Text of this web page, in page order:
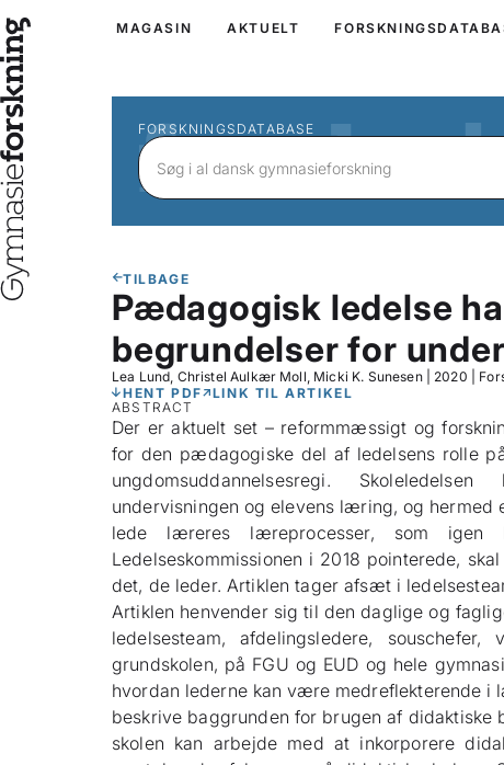
MAGASIN AKTUELT
FORSKNINGSDATABASE
TILBAGE
Pædagogisk ledelse
begrundelser for
Lea Lund, Christel Aulkær Moll, Micki K. Sunesen| 2020
HENT PDF
LINK TIL ARTIKEL
ABSTRACT
Der er aktuelt set – reformmæssigt og
for den pædagogiske del af ledelsens rolle
ungdomsuddannelsesregi.
undervisningen og elevens læring, og hermed
lede læreres læreprocesser, som
Ledelseskommissionen i 2018 pointerede,
det, de leder. Artiklen tager afsæt i
Artiklen henvender sig til den daglige og
ledelsesteam, afdelingsledere,
grundskolen, på FGU og EUD og hele
hvordan lederne kan være medreflekterende
beskrive baggrunden for brugen af didaktiske
skolen kan arbejde med at inkorporere